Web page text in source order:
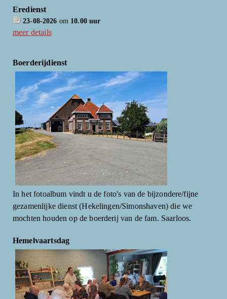
Eredienst
23-08-2026 om 10.00 uur
meer details
Boerderijdienst
In het fotoalbum vindt u de foto's van de bijzondere/fijne
gezamenlijke dienst (Hekelingen/Simonshaven) die we
mochten houden op de boerderij van de fam. Saarloos.
Hemelvaartsdag